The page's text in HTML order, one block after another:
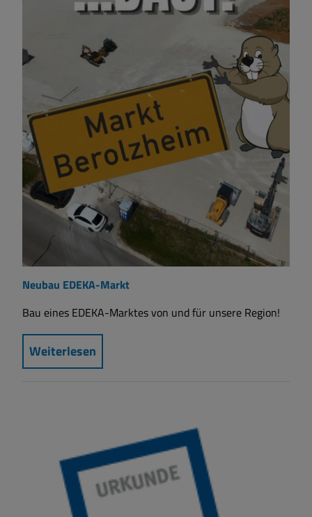
Neubau EDEKA-Markt
Bau eines EDEKA-Marktes von und für unsere Region!
Weiterlesen